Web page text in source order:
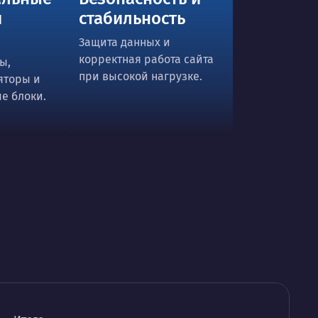
и
блоки.
стабильность
Защита данных и
корректная работа сайта
при высокой нагрузке.